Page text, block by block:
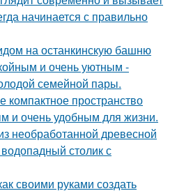
начинается с правильно
на останкинскую башню
и очень уютным -
семейной пары.
компактное пространство
и очень удобным для жизни.
необработанной древесной
столик с
своими руками создать